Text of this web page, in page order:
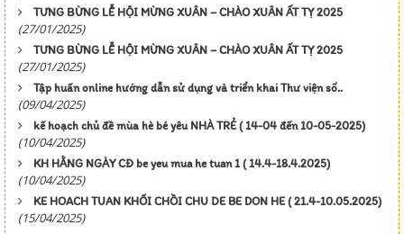
TƯNG BỪNG LỄ HỘI MỪNG XUÂN – CHÀO XUÂN ẤT TỴ 2025
(27/01/2025)
TƯNG BỪNG LỄ HỘI MỪNG XUÂN – CHÀO XUÂN ẤT TỴ 2025
(27/01/2025)
Tập huấn online hướng dẫn sử dụng và triển khai Thư viện số..
(09/04/2025)
kế hoạch chủ đề mùa hè bé yêu NHÀ TRẺ ( 14-04 đến 10-05-2025)
(10/04/2025)
KH HẰNG NGÀY CĐ be yeu mua he tuan 1 ( 14.4-18.4.2025)
(10/04/2025)
KE HOACH TUAN KHỐI CHỒI CHU DE BE DON HE ( 21.4-10.05.2025)
(15/04/2025)